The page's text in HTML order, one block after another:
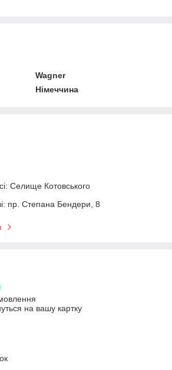
Wagner
Німеччина
Селище Котовського
пр. Степана Бендери, 8
на вашу картку